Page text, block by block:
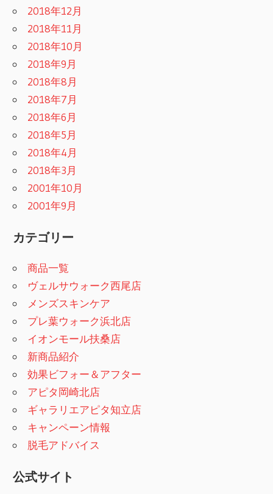
2018年12月
2018年11月
2018年10月
2018年9月
2018年8月
2018年7月
2018年6月
2018年5月
2018年4月
2018年3月
2001年10月
2001年9月
カテゴリー
商品一覧
ヴェルサウォーク西尾店
メンズスキンケア
プレ葉ウォーク浜北店
イオンモール扶桑店
新商品紹介
効果ビフォー＆アフター
アピタ岡崎北店
ギャラリエアピタ知立店
キャンペーン情報
脱毛アドバイス
公式サイト